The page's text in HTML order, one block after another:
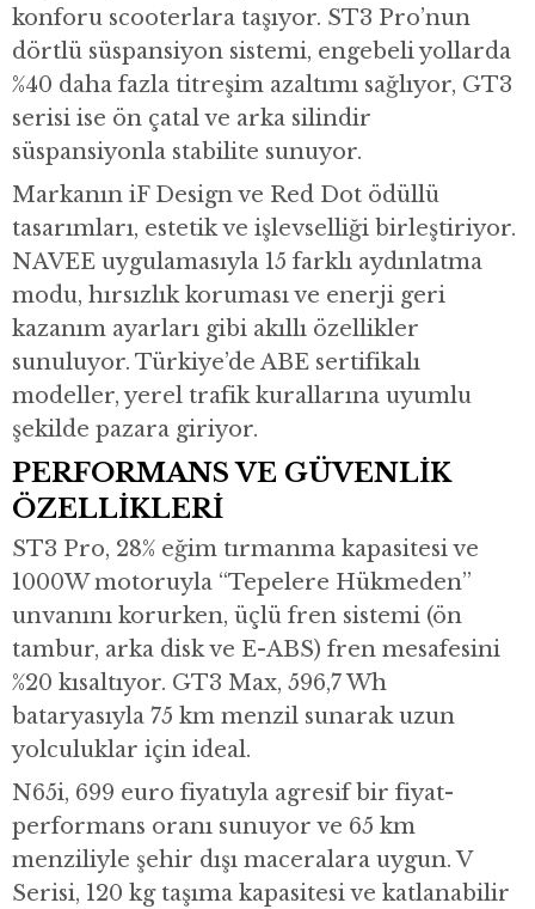
konforu scooterlara taşıyor. ST3 Pro’nun
dörtlü süspansiyon sistemi, engebeli yollarda
%40 daha fazla titreşim azaltımı sağlıyor, GT3
serisi ise ön çatal ve arka silindir
süspansiyonla stabilite sunuyor.
Markanın iF Design ve Red Dot ödüllü
tasarımları, estetik ve işlevselliği birleştiriyor.
NAVEE uygulamasıyla 15 farklı aydınlatma
modu, hırsızlık koruması ve enerji geri
kazanım ayarları gibi akıllı özellikler
sunuluyor. Türkiye’de ABE sertifikalı
modeller, yerel trafik kurallarına uyumlu
şekilde pazara giriyor.
PERFORMANS VE GÜVENLİK
ÖZELLİKLERİ
ST3 Pro, 28% eğim tırmanma kapasitesi ve
1000W motoruyla “Tepelere Hükmeden”
unvanını korurken, üçlü fren sistemi (ön
tambur, arka disk ve E-ABS) fren mesafesini
%20 kısaltıyor. GT3 Max, 596,7 Wh
bataryasıyla 75 km menzil sunarak uzun
yolculuklar için ideal.
N65i, 699 euro fiyatıyla agresif bir fiyat-
performans oranı sunuyor ve 65 km
menziliyle şehir dışı maceralara uygun. V
Serisi, 120 kg taşıma kapasitesi ve katlanabilir